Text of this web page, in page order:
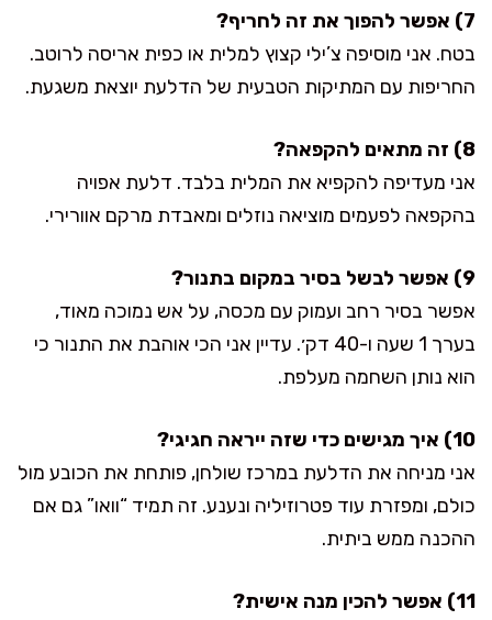
7) אפשר להפוך את זה לחריף?
בטח. אני מוסיפה צ’ילי קצוץ למלית או כפית אריסה לרוטב.
החריפות עם המתיקות הטבעית של הדלעת יוצאת משגעת.
8) זה מתאים להקפאה?
אני מעדיפה להקפיא את המלית בלבד. דלעת אפויה
בהקפאה לפעמים מוציאה נוזלים ומאבדת מרקם אוורירי.
9) אפשר לבשל בסיר במקום בתנור?
אפשר בסיר רחב ועמוק עם מכסה, על אש נמוכה מאוד,
בערך 1 שעה ו-40 דק׳. עדיין אני הכי אוהבת את התנור כי
הוא נותן השחמה מעלפת.
10) איך מגישים כדי שזה ייראה חגיגי?
אני מניחה את הדלעת במרכז שולחן, פותחת את הכובע מול
כולם, ומפזרת עוד פטרוזיליה ונענע. זה תמיד “וואו” גם אם
ההכנה ממש ביתית.
11) אפשר להכין מנה אישית?